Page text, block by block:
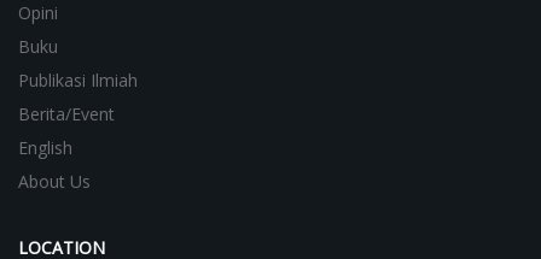
Opini
Buku
Publikasi Ilmiah
Berita/Event
English
About Us
LOCATION